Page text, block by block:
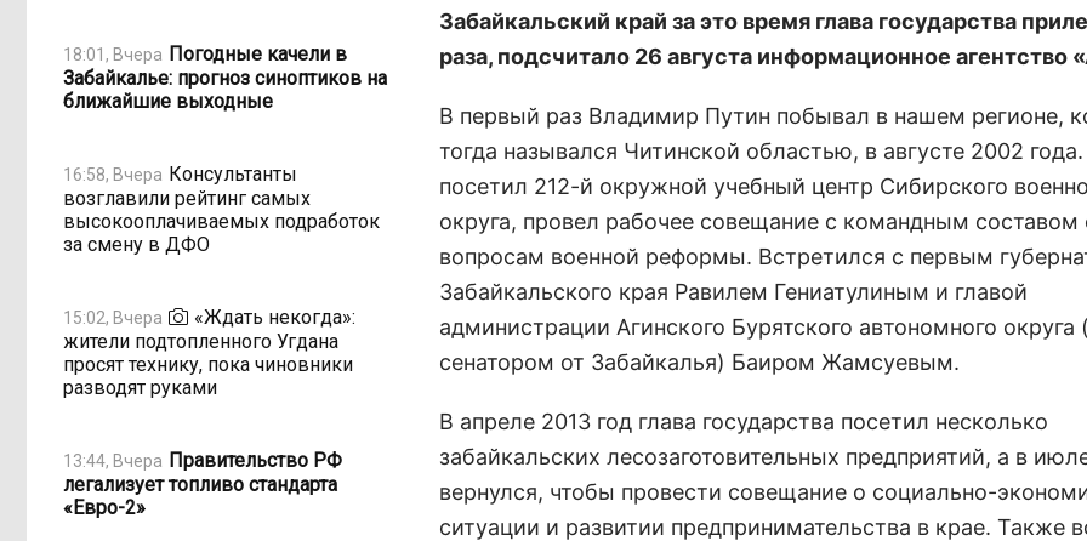
18:01, Вчера Погодные качели в
Забайкалье: прогноз синоптиков на
ближайшие выходные
16:58, Вчера Консультанты
возглавили рейтинг самых
высокооплачиваемых подработок
за смену в ДФО
15:02, Вчера
«Ждать некогда»:
жители подтопленного Угдана
просят технику, пока чиновники
разводят руками
13:44, Вчера Правительство РФ
легализует топливо стандарта
«Евро-2»
Забайкальский край за это время глава государства
раза, подсчитало 26 августа информационное агентство
В первый раз Владимир Путин побывал в нашем регионе,
тогда назывался Читинской областью, в августе 2002
посетил 212-й окружной учебный центр Сибирского
округа, провел рабочее совещание с командным составом
вопросам военной реформы. Встретился с первым
Забайкальского края Равилем Гениатулиным и главой
администрации Агинского Бурятского автономного округа
сенатором от Забайкалья) Баиром Жамсуевым.
В апреле 2013 год глава государства посетил несколько
забайкальских лесозаготовительных предприятий, а в
вернулся, чтобы провести совещание о социально-
ситуации и развитии предпринимательства в крае. Также